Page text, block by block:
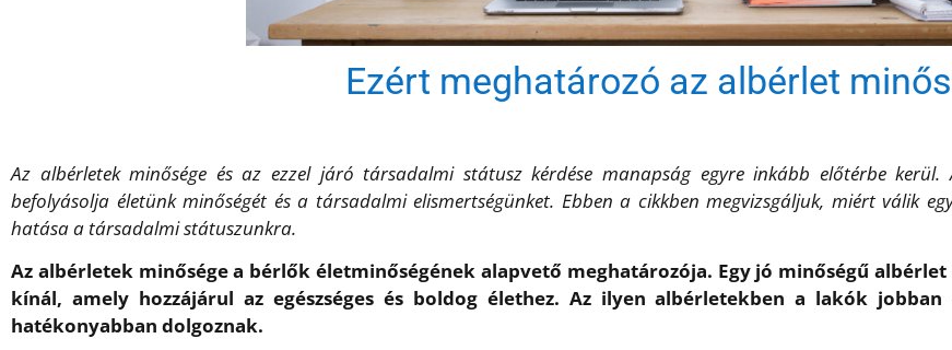
Ezért meghatározó az albérlet
Az albérletek minősége és az ezzel járó társadalmi státusz kérdése manapság egyre inkább előtérbe kerül.
befolyásolja életünk minőségét és a társadalmi elismertségünket. Ebben a cikkben megvizsgáljuk, miért válik
hatása a társadalmi státuszunkra.
Az albérletek minősége a bérlők életminőségének alapvető meghatározója. Egy jó minőségű
kínál, amely hozzájárul az egészséges és boldog élethez. Az ilyen albérletekben a lakók
hatékonyabban dolgoznak.